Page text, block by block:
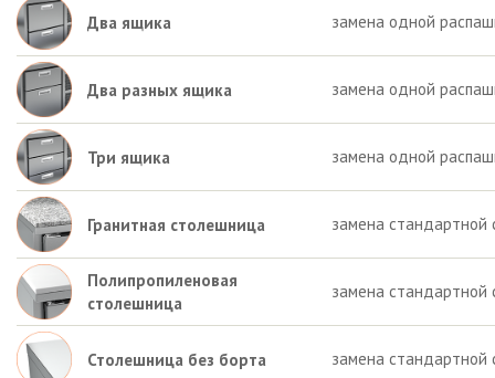
Два ящика замена одной
Два разных ящика замена одной
Три ящика замена одной
Гранитная столешница замена стандартной
Полипропиленовая
столешница
замена стандартной
Столешница без борта замена стандартной